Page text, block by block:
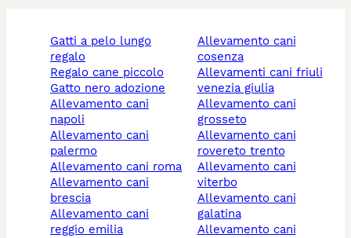
gatti a pelo lungo
regalo
regalo cane piccolo
gatto nero adozione
allevamento cani
napoli
allevamento cani
palermo
allevamento cani roma
allevamento cani
brescia
allevamento cani
reggio emilia
allevamento cani
cosenza
allevamenti cani friuli
venezia giulia
allevamento cani
grosseto
allevamento cani
rovereto trento
allevamento cani
viterbo
allevamento cani
galatina
allevamento cani